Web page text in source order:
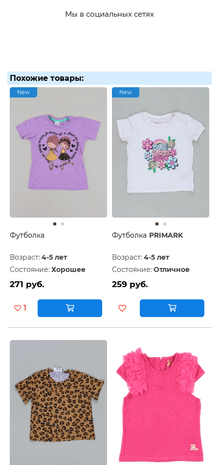
Мы в социальных сетях
Похожие товары:
New
Футболка
Возраст: 4-5 лет
Состояние: Хорошее
271 руб.
1
New
Футболка PRIMARK
Возраст: 4-5 лет
Состояние: Отличное
259 руб.